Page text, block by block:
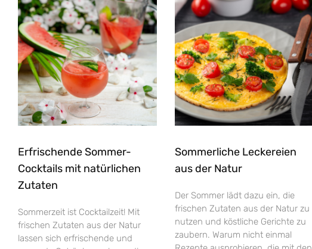
Erfrischende Sommer-
Cocktails mit natürlichen
Zutaten
Sommerzeit ist Cocktailzeit! Mit
frischen Zutaten aus der Natur
lassen sich erfrischende und
Sommerliche Leckereien
aus der Natur
Der Sommer lädt dazu ein, die
frischen Zutaten aus der Natur zu
nutzen und köstliche Gerichte zu
zaubern. Warum nicht einmal